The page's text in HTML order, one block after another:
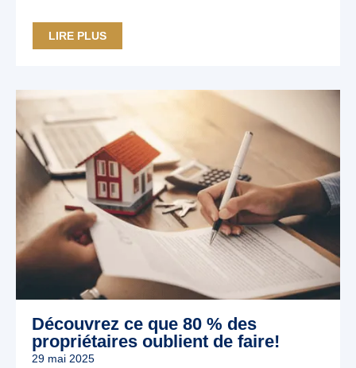
LIRE PLUS
Découvrez ce que 80 % des
propriétaires oublient de faire!
29 mai 2025